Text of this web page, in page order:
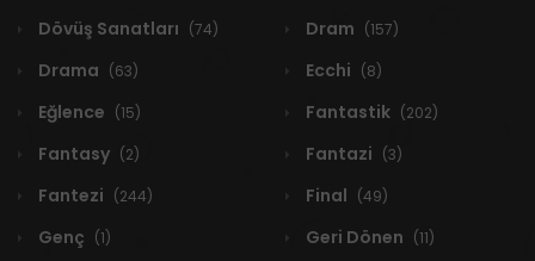
Dövüş Sanatları (74) Dram (157)
Drama (63) Ecchi (8)
Eğlence (15) Fantastik (202)
Fantasy (2) Fantazi (3)
Fantezi (244) Final (49)
Genç (1) Geri Dönen (11)